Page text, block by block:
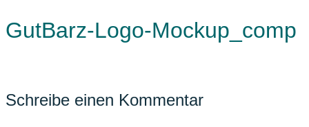
GutBarz-Logo-Mockup_comp
Schreibe einen Kommentar